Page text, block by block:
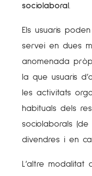
sociolaboral .
Els usuaris
servei en dues
anomenada
la que usuaris
les activitats
habituals dels
sociolaborals (de
divendres i en
L’altre modalitat